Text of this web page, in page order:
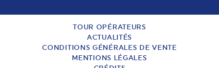
TOUR OPÉRATEURS
ACTUALITÉS
CONDITIONS GÉNÉRALES DE VENTE
MENTIONS LÉGALES